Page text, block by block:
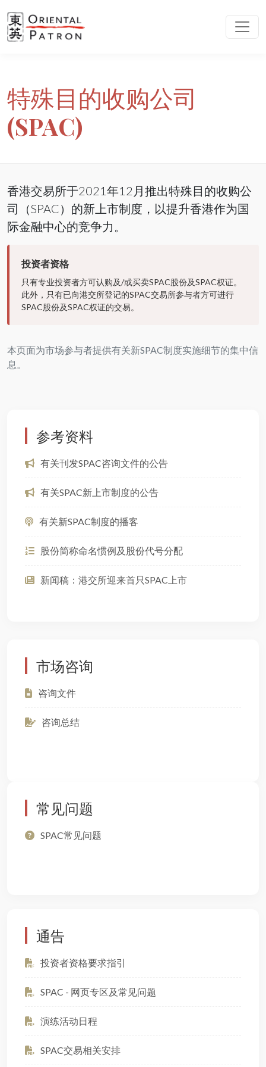
特殊目的收购公司
(SPAC)
香港交易所于2021年12月推出特殊目的收购公
司（SPAC）的新上市制度，以提升香港作为国
际金融中心的竞争力。
投资者资格
只有专业投资者方可认购及/或买卖SPAC股份及SPAC权证。
此外，只有已向港交所登记的SPAC交易所参与者方可进行
SPAC股份及SPAC权证的交易。
本页面为市场参与者提供有关新SPAC制度实施细节的集中信
息。
参考资料
有关刊发SPAC咨询文件的公告
有关SPAC新上市制度的公告
有关新SPAC制度的播客
股份简称命名惯例及股份代号分配
新闻稿：港交所迎来首只SPAC上市
市场咨询
咨询文件
咨询总结
常见问题
SPAC常见问题
通告
投资者资格要求指引
SPAC - 网页专区及常见问题
演练活动日程
SPAC交易相关安排